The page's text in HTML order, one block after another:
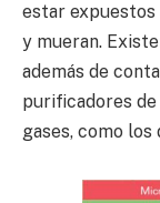
estar expuestos
y mueran.
además de
purificadores
gases, como los